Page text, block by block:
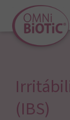
(IBS)